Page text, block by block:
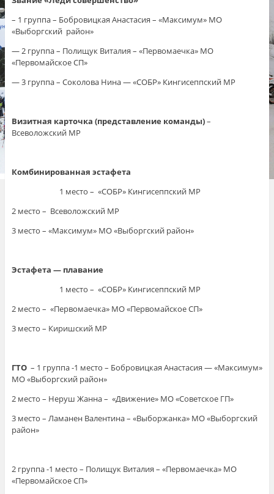
– 1 группа – Бобровицкая Анастасия – «Максимум» МО
«Выборгский район»
— 2 группа – Полищук Виталия – «Первомаечка» МО
«Первомайское СП»
— 3 группа – Соколова Нина — «СОБР» Кингисеппский МР
Визитная карточка (представление команды)–
Всеволожский МР
Комбинированная эстафета
1 место – «СОБР» Кингисеппский МР
2 место – Всеволожский МР
3 место – «Максимум» МО «Выборгский район»
Эстафета — плавание
1 место – «СОБР» Кингисеппский МР
2 место – «Первомаечка» МО «Первомайское СП»
3 место – Киришский МР
ГТО – 1 группа -1 место – Бобровицкая Анастасия — «Максимум»
МО «Выборгский район»
2 место – Неруш Жанна – «Движение» МО «Советское ГП»
3 место – Ламанен Валентина – «Выборжанка» МО «Выборгский
район»
2 группа -1 место – Полищук Виталия – «Первомаечка» МО
«Первомайское СП»